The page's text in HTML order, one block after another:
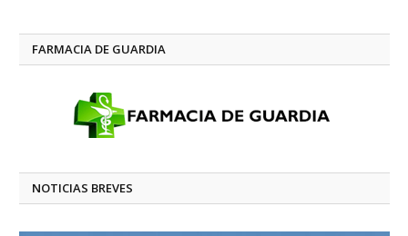
FARMACIA DE GUARDIA
NOTICIAS BREVES